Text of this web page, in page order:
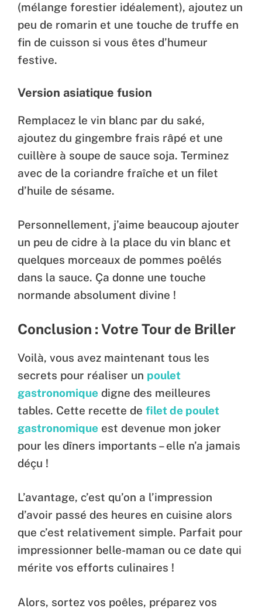
(mélange forestier idéalement), ajoutez un
peu de romarin et une touche de truffe en
fin de cuisson si vous êtes d’humeur
festive.
Version asiatique fusion
Remplacez le vin blanc par du saké,
ajoutez du gingembre frais râpé et une
cuillère à soupe de sauce soja. Terminez
avec de la coriandre fraîche et un filet
d’huile de sésame.
Personnellement, j’aime beaucoup ajouter
un peu de cidre à la place du vin blanc et
quelques morceaux de pommes poêlés
dans la sauce. Ça donne une touche
normande absolument divine !
Conclusion : Votre Tour de Briller
Voilà, vous avez maintenant tous les
secrets pour réaliser un poulet
gastronomique digne des meilleures
tables. Cette recette de filet de poulet
gastronomique est devenue mon joker
pour les dîners importants – elle n’a jamais
déçu !
L’avantage, c’est qu’on a l’impression
d’avoir passé des heures en cuisine alors
que c’est relativement simple. Parfait pour
impressionner belle-maman ou ce date qui
mérite vos efforts culinaires !
Alors, sortez vos poêles, préparez vos